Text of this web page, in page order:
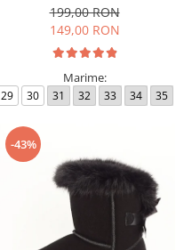
199,00 RON
149,00 RON
Marime:
29 30 31 32 33 34 35
-43%